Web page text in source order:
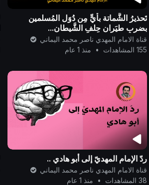
تَحذيرُ الشَّماتة بأيٍّ مِن دُوَل المُسلمين
بضربِ طيَران حِلفِ الشَّيطان...
قناة الامام المهدي ناصر محمد اليماني
155 المشاهدات
• منذ 1 عام
ردّ الإمام المهديّ إلى أبو هادي ..
قناة الامام المهدي ناصر محمد اليماني
38 المشاهدات
• منذ 1 عام